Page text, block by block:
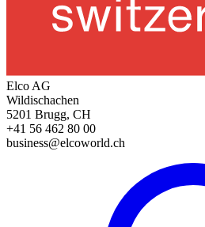
Elco AG
Wildischachen
5201 Brugg, CH
+41 56 462 80 00
business@elcoworld.ch